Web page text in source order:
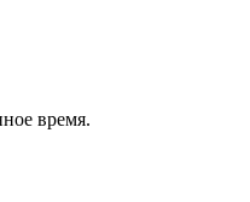
время.